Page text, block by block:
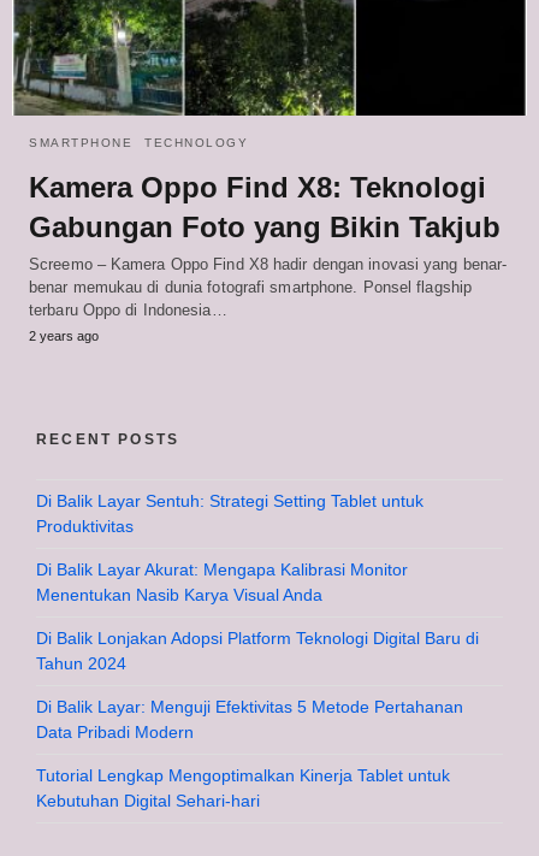
SMARTPHONE TECHNOLOGY
Kamera Oppo Find X8: Teknologi
Gabungan Foto yang Bikin Takjub
Screemo – Kamera Oppo Find X8 hadir dengan inovasi yang benar-
benar memukau di dunia fotografi smartphone. Ponsel flagship
terbaru Oppo di Indonesia…
2 years ago
RECENT POSTS
Di Balik Layar Sentuh: Strategi Setting Tablet untuk
Produktivitas
Di Balik Layar Akurat: Mengapa Kalibrasi Monitor
Menentukan Nasib Karya Visual Anda
Di Balik Lonjakan Adopsi Platform Teknologi Digital Baru di
Tahun 2024
Di Balik Layar: Menguji Efektivitas 5 Metode Pertahanan
Data Pribadi Modern
Tutorial Lengkap Mengoptimalkan Kinerja Tablet untuk
Kebutuhan Digital Sehari-hari